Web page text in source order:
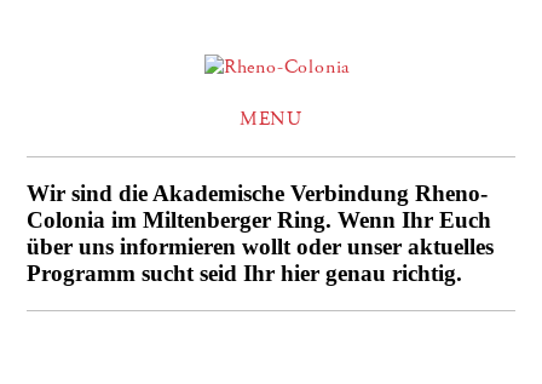
MENU
Wir sind die Akademische Verbindung Rheno-
Colonia im Miltenberger Ring. Wenn Ihr Euch
über uns informieren wollt oder unser aktuelles
Programm sucht seid Ihr hier genau richtig.